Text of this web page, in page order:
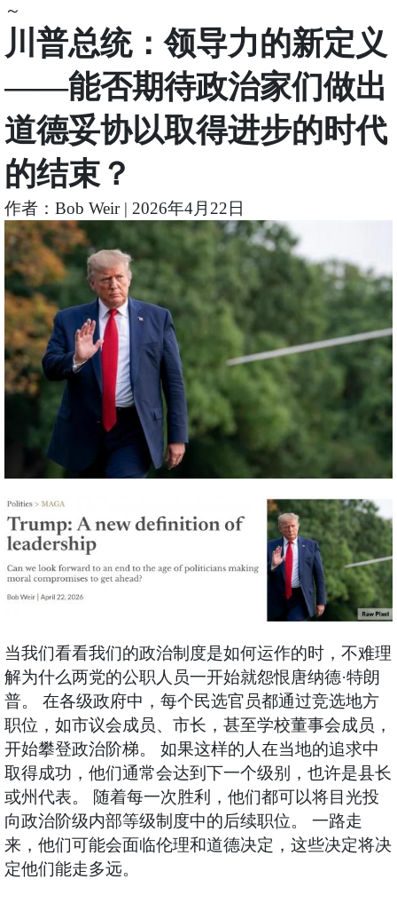
～
川普总统：领导力的新定义
——能否期待政治家们做出
道德妥协以取得进步的时代
的结束？
作者：Bob Weir | 2026年4月22日
当我们看看我们的政治制度是如何运作的时，不难理
解为什么两党的公职人员一开始就怨恨唐纳德·特朗
普。 在各级政府中，每个民选官员都通过竞选地方
职位，如市议会成员、市长，甚至学校董事会成员，
开始攀登政治阶梯。 如果这样的人在当地的追求中
取得成功，他们通常会达到下一个级别，也许是县长
或州代表。 随着每一次胜利，他们都可以将目光投
向政治阶级内部等级制度中的后续职位。 一路走
来，他们可能会面临伦理和道德决定，这些决定将决
定他们能走多远。